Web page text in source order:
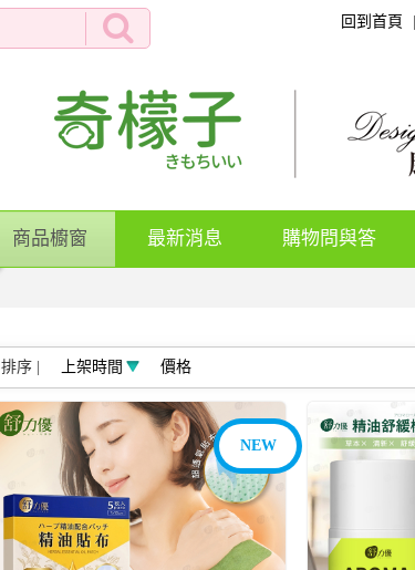
回到首頁
商品櫥窗(current)最新消息 購物問與答
排序 | 上架時間 價格
NEW